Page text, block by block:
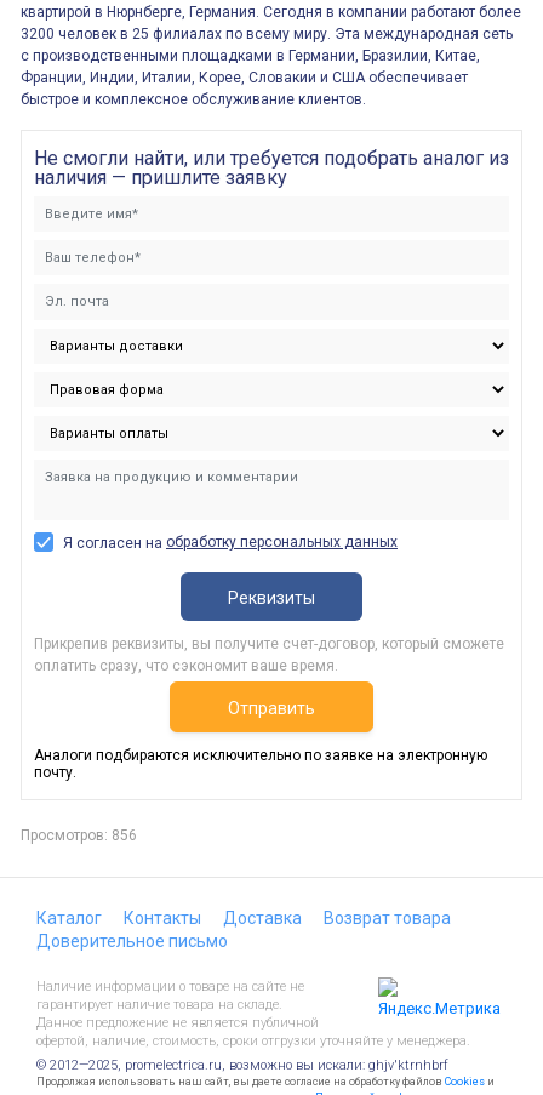
квартирой в Нюрнберге, Германия. Сегодня в компании работают более
3200 человек в 25 филиалах по всему миру. Эта международная сеть
с производственными площадками в Германии, Бразилии, Китае,
Франции, Индии, Италии, Корее, Словакии и США обеспечивает
быстрое и комплексное обслуживание клиентов.
Не смогли найти, или требуется подобрать аналог из
наличия — пришлите заявку
Я согласен на обработку персональных данных
Реквизиты
Прикрепив реквизиты, вы получите счет-договор, который сможете
оплатить сразу, что сэкономит ваше время.
Отправить
Аналоги подбираются исключительно по заявке на электронную
почту.
Просмотров: 856
Каталог Контакты Доставка
Возврат товара
Доверительное письмо
Наличие информации о товаре на сайте не
гарантирует наличие товара на складе.
Данное предложение не является публичной
офертой, наличие, стоимость, сроки отгрузки уточняйте у менеджера.
© 2012—2025, promelectrica.ru, возможно вы искали: ghjv'ktrnhbrf
Продолжая использовать наш сайт, вы даете согласие на обработку файлов Cookies и